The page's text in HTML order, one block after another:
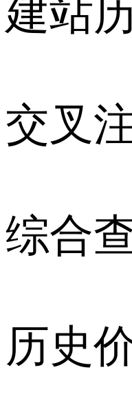
建站
交叉
综合
历史